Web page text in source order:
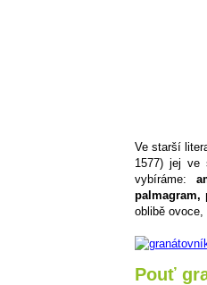
Ve starší
1577) jej ve
vybíráme:
palmagram,
oblibě ovoce,
Pouť